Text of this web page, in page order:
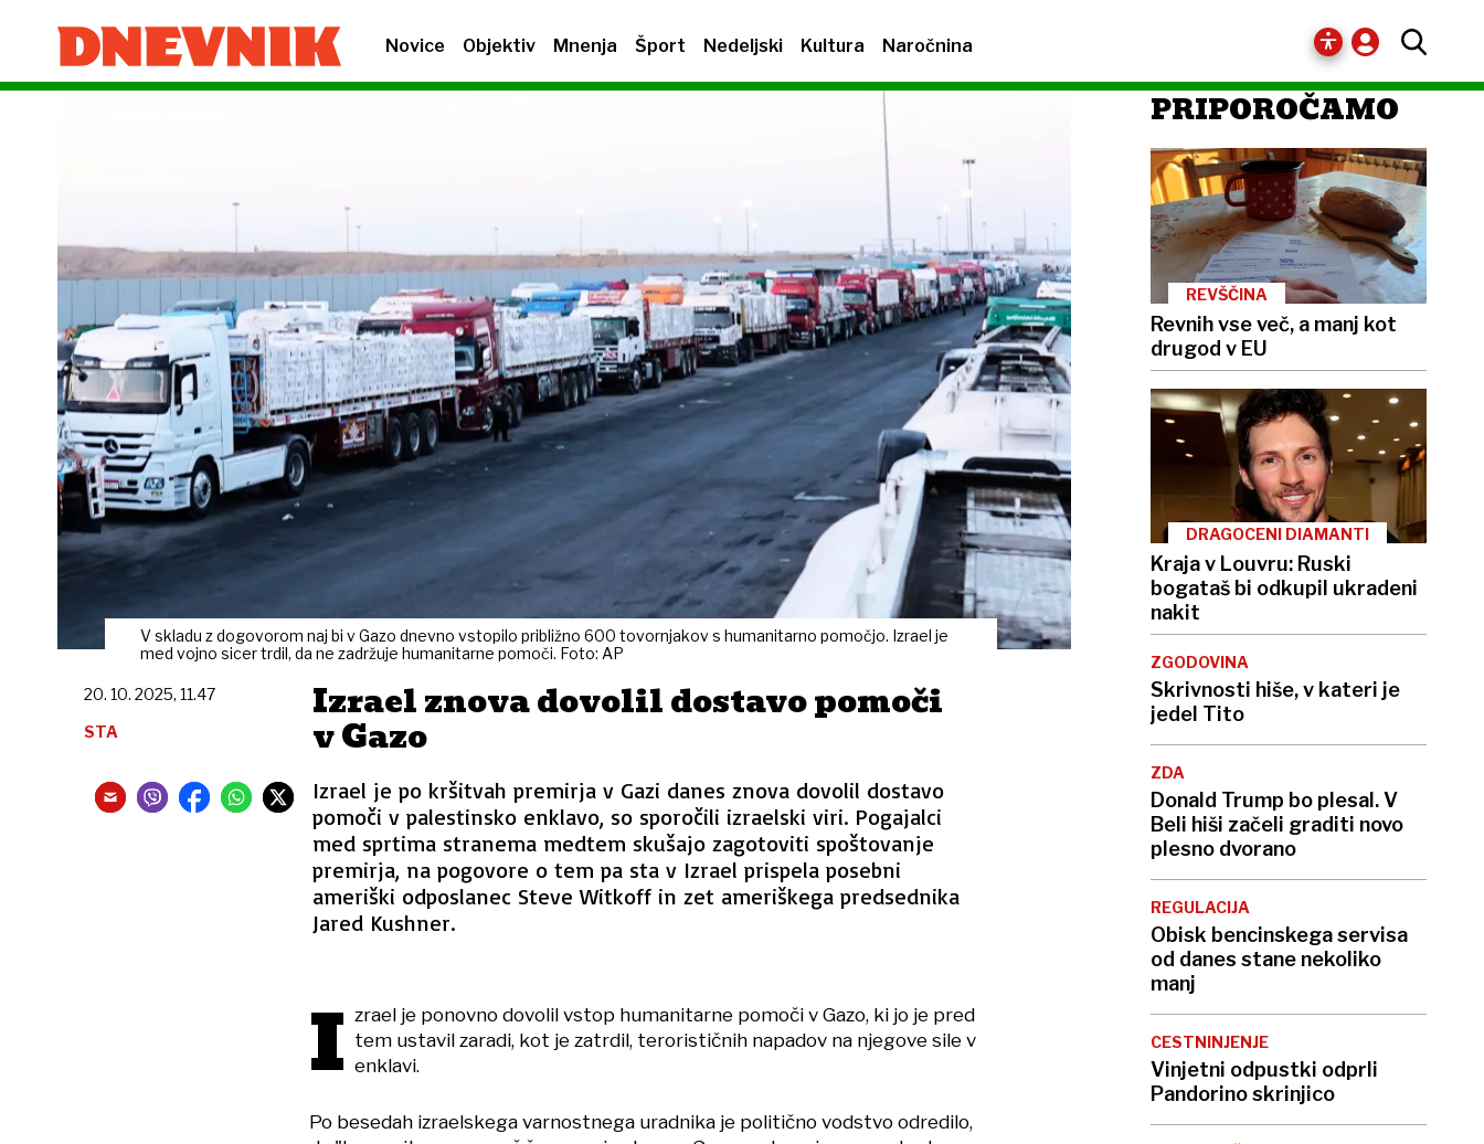
Novice Objektiv Mnenja Šport Nedeljski Kultura Naročnina
V skladu z dogovorom naj bi v Gazo dnevno vstopilo približno 600 tovornjakov s humanitarno pomočjo. Izrael je
med vojno sicer trdil, da ne zadržuje humanitarne pomoči. Foto: AP
Izrael znova dovolil dostavo pomoči
v Gazo
Izrael je po kršitvah premirja v Gazi danes znova dovolil dostavo
pomoči v palestinsko enklavo, so sporočili izraelski viri. Pogajalci
med sprtima stranema medtem skušajo zagotoviti spoštovanje
premirja, na pogovore o tem pa sta v Izrael prispela posebni
ameriški odposlanec Steve Witkoff in zet ameriškega predsednika
Jared Kushner.
20. 10. 2025, 11.47
STA
I zrael je ponovno dovolil vstop humanitarne pomoči v Gazo, ki jo je pred
tem ustavil zaradi, kot je zatrdil, terorističnih napadov na njegove sile v
enklavi.
Po besedah izraelskega varnostnega uradnika je politično vodstvo odredilo,
PRIPOROČAMO
REVŠČINA
Revnih vse več, a manj kot
drugod v EU
DRAGOCENI DIAMANTI
Kraja v Louvru: Ruski
bogataš bi odkupil ukradeni
nakit
ZGODOVINA
Skrivnosti hiše, v kateri je
jedel Tito
ZDA
Donald Trump bo plesal. V
Beli hiši začeli graditi novo
plesno dvorano
REGULACIJA
Obisk bencinskega servisa
od danes stane nekoliko
manj
CESTNINJENJE
Vinjetni odpustki odprli
Pandorino skrinjico